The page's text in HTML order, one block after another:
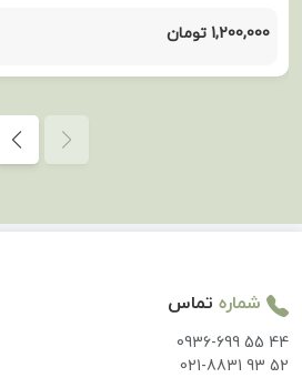
1,200,000 تومان
شماره تماس
0936-699 55 44
021-8831 93 52